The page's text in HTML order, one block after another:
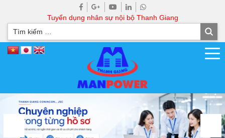
Tuyển dụng nhân sự nội bộ Thanh Giang